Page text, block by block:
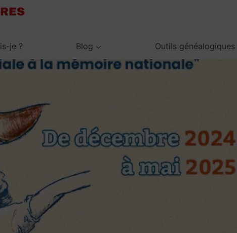
je ? Blog Outils généalogiques